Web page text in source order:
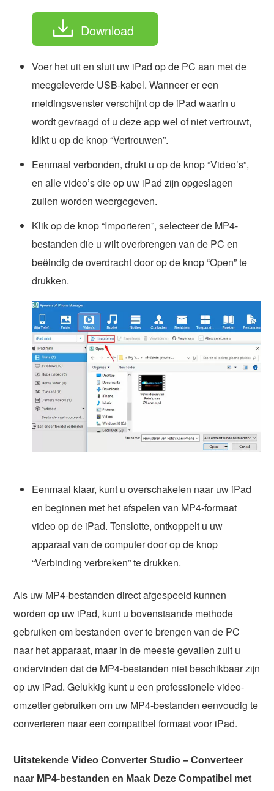
Download
Voer het uit en sluit uw iPad op de PC aan met de
meegeleverde USB-kabel. Wanneer er een
meldingsvenster verschijnt op de iPad waarin u
wordt gevraagd of u deze app wel of niet vertrouwt,
klikt u op de knop “Vertrouwen”.
Eenmaal verbonden, drukt u op de knop “Video’s”,
en alle video’s die op uw iPad zijn opgeslagen
zullen worden weergegeven.
Klik op de knop “Importeren”, selecteer de MP4-
bestanden die u wilt overbrengen van de PC en
beëindig de overdracht door op de knop “Open” te
drukken.
Eenmaal klaar, kunt u overschakelen naar uw iPad
en beginnen met het afspelen van MP4-formaat
video op de iPad. Tenslotte, ontkoppelt u uw
apparaat van de computer door op de knop
“Verbinding verbreken” te drukken.
Als uw MP4-bestanden direct afgespeeld kunnen
worden op uw iPad, kunt u bovenstaande methode
gebruiken om bestanden over te brengen van de PC
naar het apparaat, maar in de meeste gevallen zult u
ondervinden dat de MP4-bestanden niet beschikbaar zijn
op uw iPad. Gelukkig kunt u een professionele video-
omzetter gebruiken om uw MP4-bestanden eenvoudig te
converteren naar een compatibel formaat voor iPad.
Uitstekende Video Converter Studio – Converteer
naar MP4-bestanden en Maak Deze Compatibel met